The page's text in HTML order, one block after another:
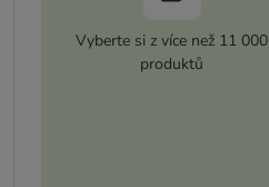
Vyberte si z více než 11 000
produktů